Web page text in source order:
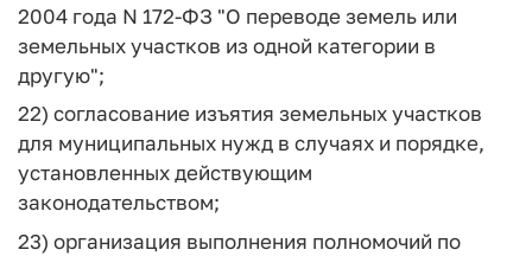
2004 года N 172-ФЗ "О переводе земель или
земельных участков из одной категории в
другую";
22) согласование изъятия земельных участков
для муниципальных нужд в случаях и порядке,
установленных действующим
законодательством;
23) организация выполнения полномочий по